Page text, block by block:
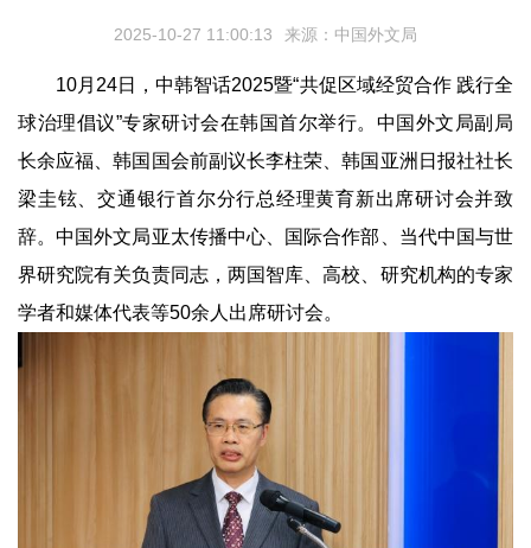
2025-10-27 11:00:13 来源：中国外文局
10月24日，中韩智话2025暨“共促区域经贸合作 践行全
球治理倡议”专家研讨会在韩国首尔举行。中国外文局副局
长余应福、韩国国会前副议长李柱荣、韩国亚洲日报社社长
梁圭铉、交通银行首尔分行总经理黄育新出席研讨会并致
辞。中国外文局亚太传播中心、国际合作部、当代中国与世
界研究院有关负责同志，两国智库、高校、研究机构的专家
学者和媒体代表等50余人出席研讨会。